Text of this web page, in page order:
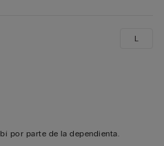
por parte de la dependienta.
L